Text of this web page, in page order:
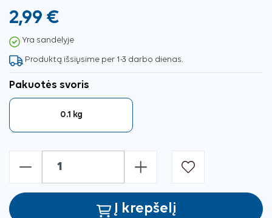
2,99 €
Yra sandėlyje
Produktą išsiųsime per 1-3 darbo dienas.
Pakuotės svoris
0.1 kg
- +
Į krepšelį